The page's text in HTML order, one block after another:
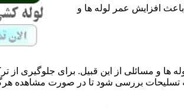
افزایش عمر لوله ها و
ها و مسائلی از این قبیل. برای جلوگیری از
بررسی شود تا در صورت مشاهده